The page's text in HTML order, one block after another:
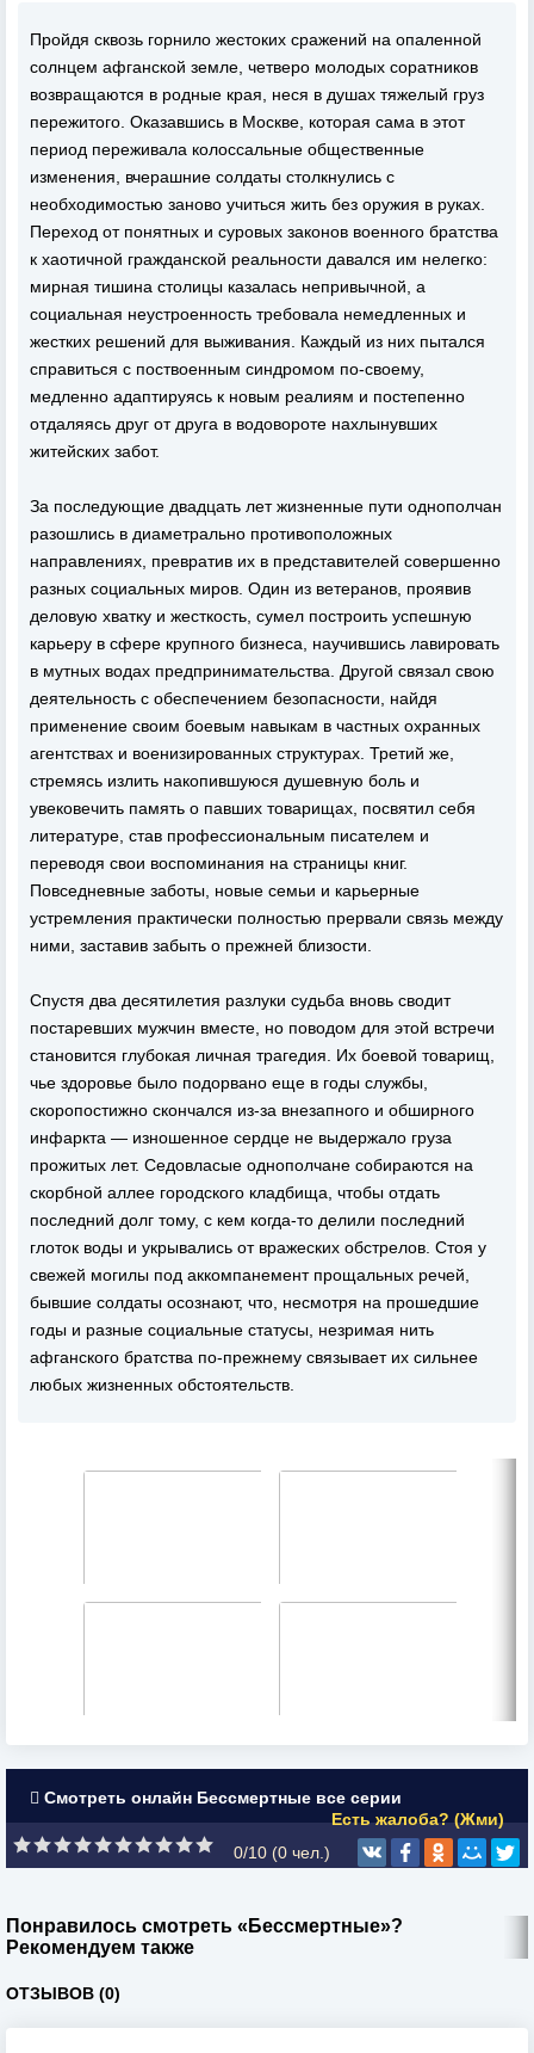
Пройдя сквозь горнило жестоких сражений на опаленной
солнцем афганской земле, четверо молодых соратников
возвращаются в родные края, неся в душах тяжелый груз
пережитого. Оказавшись в Москве, которая сама в этот
период переживала колоссальные общественные
изменения, вчерашние солдаты столкнулись с
необходимостью заново учиться жить без оружия в руках.
Переход от понятных и суровых законов военного братства
к хаотичной гражданской реальности давался им нелегко:
мирная тишина столицы казалась непривычной, а
социальная неустроенность требовала немедленных и
жестких решений для выживания. Каждый из них пытался
справиться с поствоенным синдромом по-своему,
медленно адаптируясь к новым реалиям и постепенно
отдаляясь друг от друга в водовороте нахлынувших
житейских забот.
За последующие двадцать лет жизненные пути однополчан
разошлись в диаметрально противоположных
направлениях, превратив их в представителей совершенно
разных социальных миров. Один из ветеранов, проявив
деловую хватку и жесткость, сумел построить успешную
карьеру в сфере крупного бизнеса, научившись лавировать
в мутных водах предпринимательства. Другой связал свою
деятельность с обеспечением безопасности, найдя
применение своим боевым навыкам в частных охранных
агентствах и военизированных структурах. Третий же,
стремясь излить накопившуюся душевную боль и
увековечить память о павших товарищах, посвятил себя
литературе, став профессиональным писателем и
переводя свои воспоминания на страницы книг.
Повседневные заботы, новые семьи и карьерные
устремления практически полностью прервали связь между
ними, заставив забыть о прежней близости.
Спустя два десятилетия разлуки судьба вновь сводит
постаревших мужчин вместе, но поводом для этой встречи
становится глубокая личная трагедия. Их боевой товарищ,
чье здоровье было подорвано еще в годы службы,
скоропостижно скончался из-за внезапного и обширного
инфаркта — изношенное сердце не выдержало груза
прожитых лет. Седовласые однополчане собираются на
скорбной аллее городского кладбища, чтобы отдать
последний долг тому, с кем когда-то делили последний
глоток воды и укрывались от вражеских обстрелов. Стоя у
свежей могилы под аккомпанемент прощальных речей,
бывшие солдаты осознают, что, несмотря на прошедшие
годы и разные социальные статусы, незримая нить
афганского братства по-прежнему связывает их сильнее
любых жизненных обстоятельств.
Смотреть онлайн Бессмертные все серии
Есть жалоба? (Жми)
0/10 (0 чел.)
Понравилось смотреть «Бессмертные»?
Рекомендуем также
ОТЗЫВОВ (0)